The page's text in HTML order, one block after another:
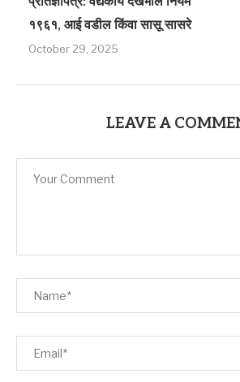
१९६१, आई वडील किंवा सासू सासरे
October 29, 2025
LEAVE A